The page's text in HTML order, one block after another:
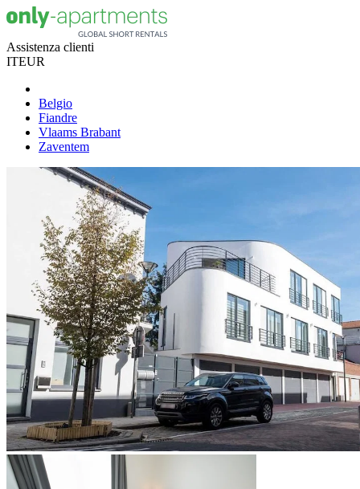
Assistenza clienti
ITEUR
Belgio
Fiandre
Vlaams Brabant
Zaventem